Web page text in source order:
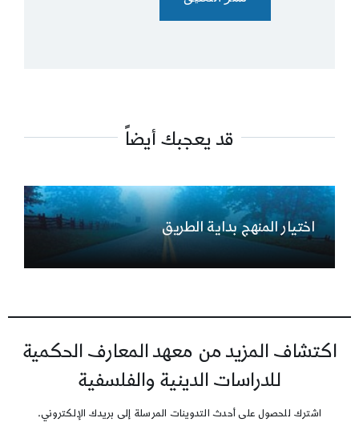
قد يعجبك أيضاً
اختيار المنهج بداية الطريق
اكتشاف المزيد من معهد المعارف الحكمية
للدراسات الدينية والفلسفية
اشترك للحصول على أحدث التدوينات المرسلة إلى بريدك الإلكتروني.